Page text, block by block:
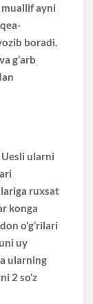
ayni
boradi.
g‘arb
ularni
ruxsat
konga
o‘g‘rilari
uy
ularning
2 so‘z